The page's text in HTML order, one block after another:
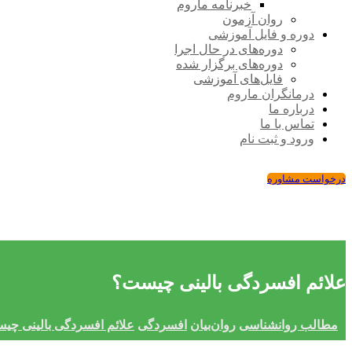
خبرنامه ماروم
روان آزمون
دوره و فایل آموزشی
دوره‌های در حال اجرا
دوره‌های برگزار شده
فایل‌های آموزشی
درمانگران ماروم
درباره ما
تماس با ما
ورود و ثبت نام
درخواست مشاوره
علائم افسردگی بالینی چیست؟
مطالب روانشناسی روان‌بیان افسردگی علائم افسردگی بالینی